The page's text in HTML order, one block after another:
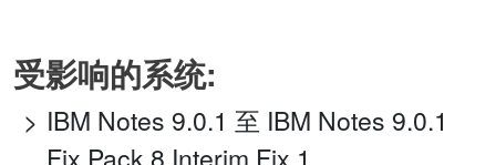
受影响的系统:
IBM Notes 9.0.1 至 IBM Notes 9.0.1